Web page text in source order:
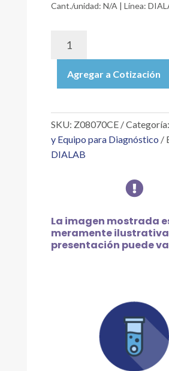
Cant./unidad: N/A | Línea:
MICROALBUMIN
DIPSTICK.
RÁPIDA
PARA
LA
MICROALBÚMINA
EN
ORINA.
Agregar a Cotización
SKU: Z08070CE Categoría:
y Equipo para Diagnóstico
DIALAB

La imagen mostrada
meramente ilustrativa
presentación puede